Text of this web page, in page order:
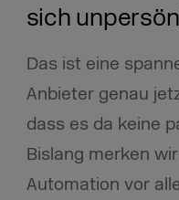
sich
Das ist eine
Anbieter genau
dass es da keine
Bislang merken
Automation vor